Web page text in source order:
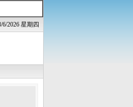
2026 星期四